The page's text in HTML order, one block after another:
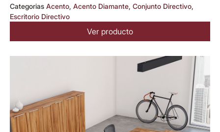
Categorias Acento, Acento Diamante, Conjunto Directivo,
Escritorio Directivo
Ver producto